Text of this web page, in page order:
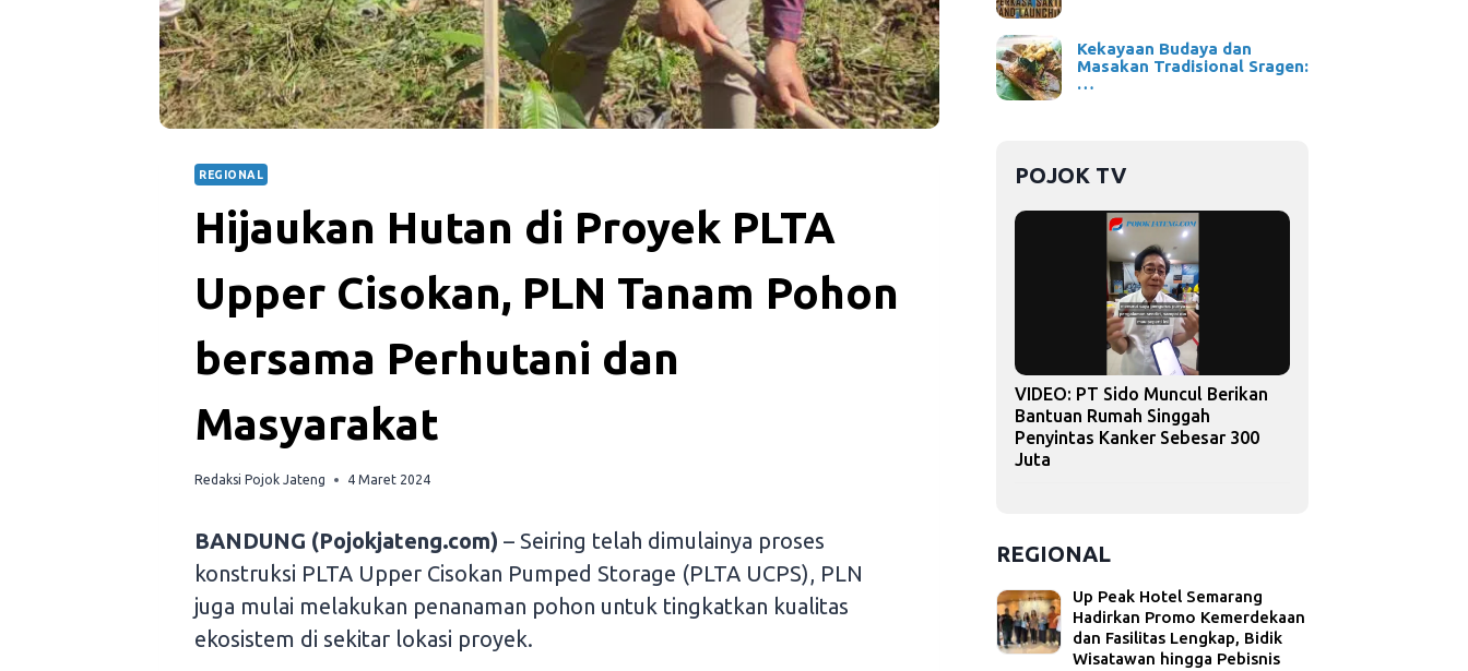
REGIONAL
Hijaukan Hutan di Proyek PLTA
Upper Cisokan, PLN Tanam Pohon
bersama Perhutani dan
Masyarakat
Redaksi Pojok Jateng 4 Maret 2024
BANDUNG (Pojokjateng.com) – Seiring telah dimulainya proses
konstruksi PLTA Upper Cisokan Pumped Storage (PLTA UCPS), PLN
juga mulai melakukan penanaman pohon untuk tingkatkan kualitas
ekosistem di sekitar lokasi proyek.
Kekayaan Budaya dan
Masakan Tradisional Sragen:
…
POJOK TV
VIDEO: PT Sido Muncul Berikan
Bantuan Rumah Singgah
Penyintas Kanker Sebesar 300
Juta
REGIONAL
Up Peak Hotel Semarang
Hadirkan Promo Kemerdekaan
dan Fasilitas Lengkap, Bidik
Wisatawan hingga Pebisnis